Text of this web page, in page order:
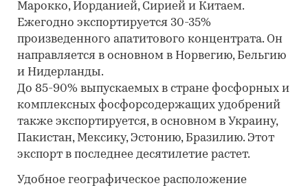
Марокко, Иорданией, Сирией и Китаем.
Ежегодно экспортируется 30-35%
произведенного апатитового концентрата. Он
направляется в основном в Норвегию, Бельгию
и Нидерланды.
До 85-90% выпускаемых в стране фосфорных и
комплексных фосфорсодержащих удобрений
также экспортируется, в основном в Украину,
Пакистан, Мексику, Эстонию, Бразилию. Этот
экспорт в последнее десятилетие растет.
Удобное географическое расположение